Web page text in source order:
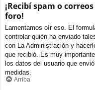
¡Recibí spam o
foro!
Lamentamos oír eso. El
controlar quién ha enviado
con La Administración y
que recibió. Es muy
los datos del usuario que
medidas.
Arriba